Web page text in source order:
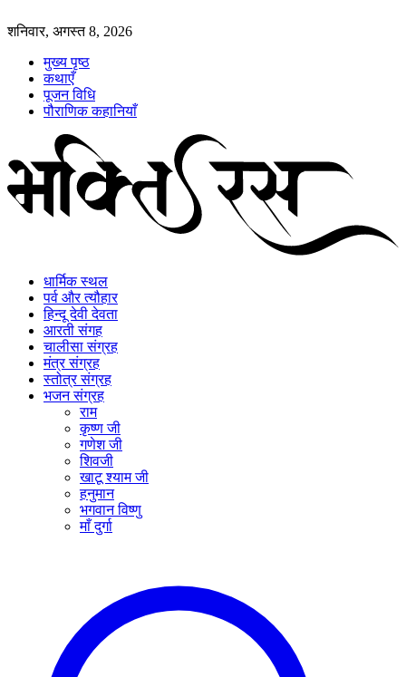
शनिवार, अगस्त 8, 2026
मुख्य पृष्ठ
कथाएँ
पूजन विधि
पौराणिक कहानियाँ
धार्मिक स्थल
पर्व और त्यौहार
हिन्दू देवी देवता
आरती संगह
चालीसा संग्रह
मंत्र संग्रह
स्तोत्र संग्रह
भजन संग्रह
राम
कृष्ण जी
गणेश जी
शिवजी
खाटू श्याम जी
हनुमान
भगवान विष्णु
माँ दुर्गा